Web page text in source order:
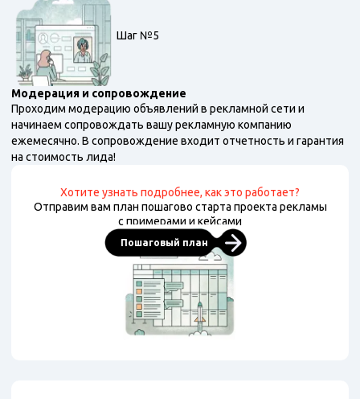
Шаг №5
Модерация и сопровождение
Проходим модерацию объявлений в рекламной сети и
начинаем сопровождать вашу рекламную компанию
ежемесячно. В сопровождение входит отчетность и гарантия
на стоимость лида!
Хотите узнать подробнее, как это работает?
Отправим вам план пошагово старта проекта рекламы
с примерами и кейсами
Пошаговый план